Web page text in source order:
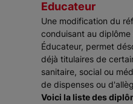
Educateur
Une modification du
conduisant au diplôme
Éducateur, permet
déjà titulaires de
sanitaire, social ou
de dispenses ou
Voici la liste des